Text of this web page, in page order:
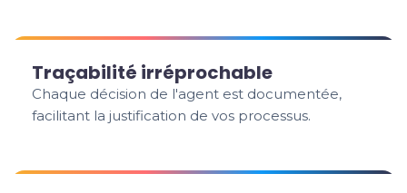
Traçabilité irréprochable
Chaque décision de l'agent est documentée,
facilitant la justification de vos processus.